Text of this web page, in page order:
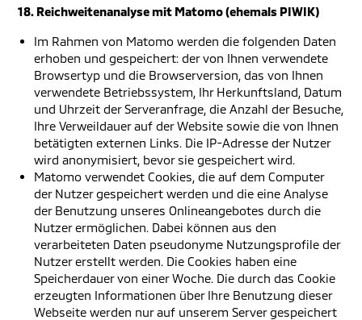
18. Reichweitenanalyse mit Matomo (ehemals PIWIK)
Im Rahmen von Matomo werden die folgenden Daten
erhoben und gespeichert: der von Ihnen verwendete
Browsertyp und die Browserversion, das von Ihnen
verwendete Betriebssystem, Ihr Herkunftsland, Datum
und Uhrzeit der Serveranfrage, die Anzahl der Besuche,
Ihre Verweildauer auf der Website sowie die von Ihnen
betätigten externen Links. Die IP-Adresse der Nutzer
wird anonymisiert, bevor sie gespeichert wird.
Matomo verwendet Cookies, die auf dem Computer
der Nutzer gespeichert werden und die eine Analyse
der Benutzung unseres Onlineangebotes durch die
Nutzer ermöglichen. Dabei können aus den
verarbeiteten Daten pseudonyme Nutzungsprofile der
Nutzer erstellt werden. Die Cookies haben eine
Speicherdauer von einer Woche. Die durch das Cookie
erzeugten Informationen über Ihre Benutzung dieser
Webseite werden nur auf unserem Server gespeichert